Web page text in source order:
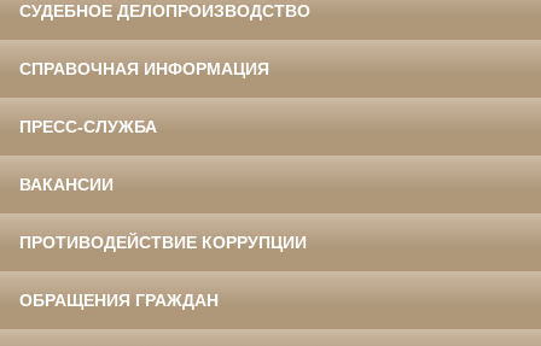
СУДЕБНОЕ ДЕЛОПРОИЗВОДСТВО
СПРАВОЧНАЯ ИНФОРМАЦИЯ
ПРЕСС-СЛУЖБА
ВАКАНСИИ
ПРОТИВОДЕЙСТВИЕ КОРРУПЦИИ
ОБРАЩЕНИЯ ГРАЖДАН